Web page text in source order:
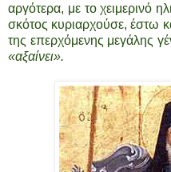
αργότερα, με το χειμερινό
σκότος κυριαρχούσε, έστω
της επερχόμενης μεγάλης
«αξαίνει».